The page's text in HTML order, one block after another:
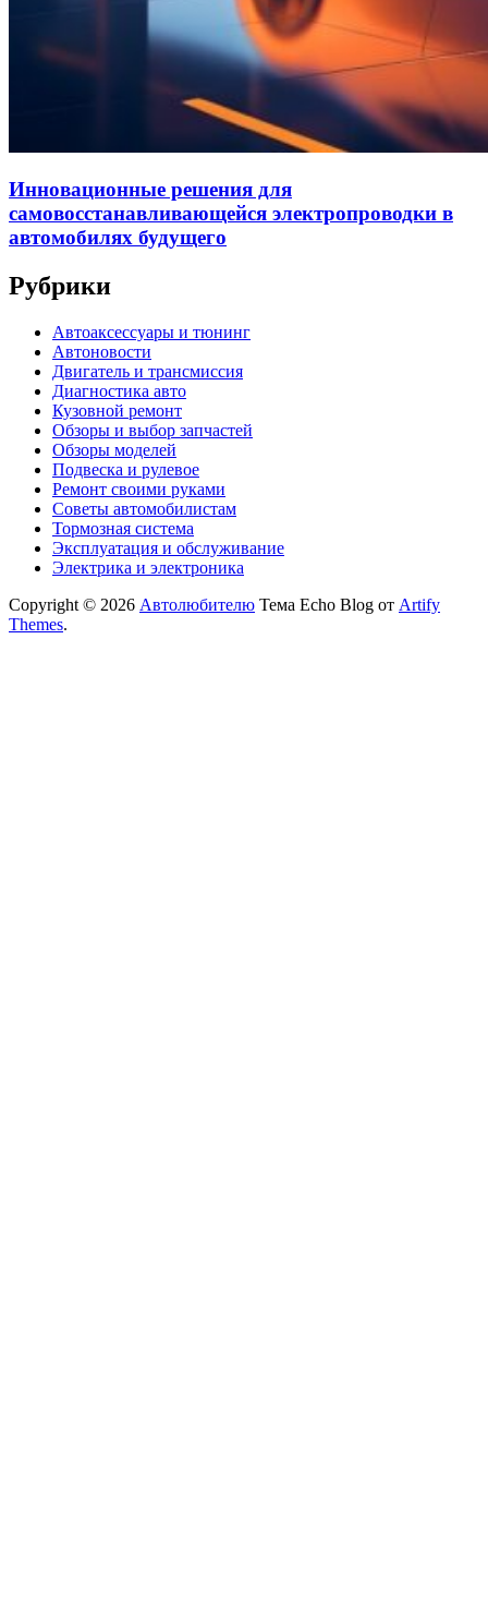
Инновационные решения для
самовосстанавливающейся электропроводки в
автомобилях будущего
Рубрики
Автоаксессуары и тюнинг
Автоновости
Двигатель и трансмиссия
Диагностика авто
Кузовной ремонт
Обзоры и выбор запчастей
Обзоры моделей
Подвеска и рулевое
Ремонт своими руками
Советы автомобилистам
Тормозная система
Эксплуатация и обслуживание
Электрика и электроника
Copyright © 2026 Автолюбителю Тема Echo Blog от Artify
Themes.